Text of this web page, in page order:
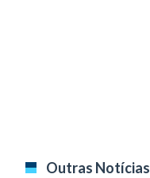
Outras Notícias